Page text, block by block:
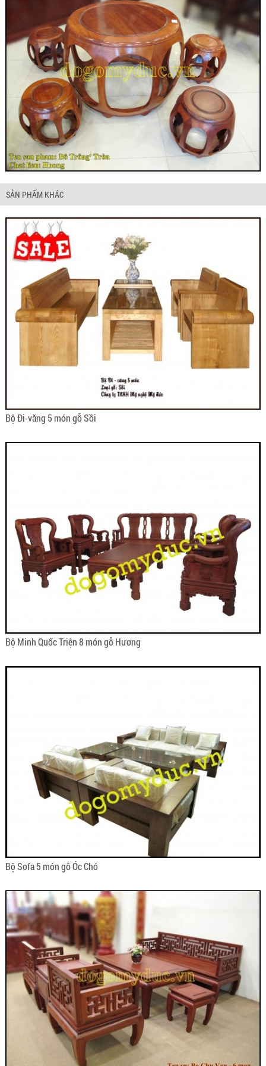
SẢN PHẨM KHÁC
Bộ Đi-văng 5 món gỗ Sồi
Bộ Minh Quốc Triện 8 món gỗ Hương
Bộ Sofa 5 món gỗ Óc Chó